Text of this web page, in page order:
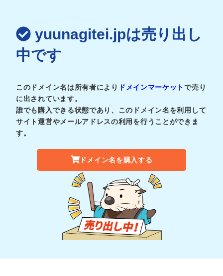
yuunagitei.jpは売り出し
中です
このドメイン名は所有者により ドメインマーケットで売り
に出されています。
誰でも購入できる状態であり、このドメイン名を利用して
サイト運営やメールアドレスの利用を行うことができま
す。
ドメイン名を購入する